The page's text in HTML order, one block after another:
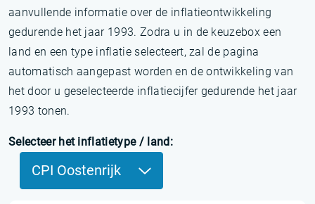
aanvullende informatie over de inflatieontwikkeling
gedurende het jaar 1993. Zodra u in de keuzebox een
land en een type inflatie selecteert, zal de pagina
automatisch aangepast worden en de ontwikkeling van
het door u geselecteerde inflatiecijfer gedurende het jaar
1993 tonen.
Selecteer het inflatietype / land:
CPI Oostenrijk